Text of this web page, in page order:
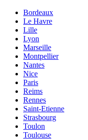
Bordeaux
Le Havre
Lille
Lyon
Marseille
Montpellier
Nantes
Nice
Paris
Reims
Rennes
Saint-Etienne
Strasbourg
Toulon
Toulouse